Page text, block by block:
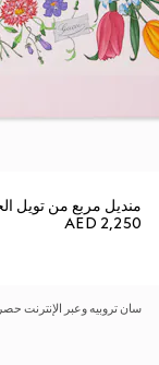
منديل مربع من تويل
AED 2,250
سان تروبيه وعبر الإنترنت